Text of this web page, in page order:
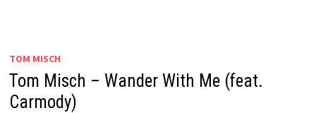
TOM MISCH
Tom Misch – Wander With Me (feat.
Carmody)